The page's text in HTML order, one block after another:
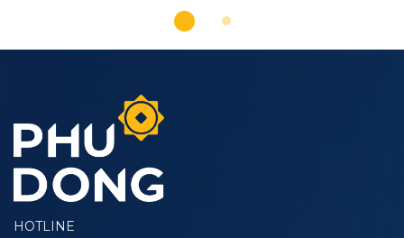
HOTLINE